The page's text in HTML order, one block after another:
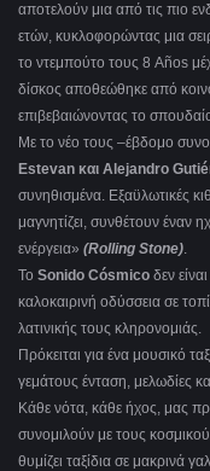
αποτελούν μια από τις πιο
ετών, κυκλοφορώντας μια
το ντεμπούτο τους 8 Años
δίσκος αποθεώθηκε από
επιβεβαιώνοντας το
Με το νέο τους –έβδομο
Estevan και Alejandro
συνηθισμένα. Εξαϋλωτικές
μαγνητίζει, συνθέτουν έναν
ενέργεια» (Rolling Stone).
Το Sonido Cósmico δεν
καλοκαιρινή οδύσσεια σε
λατινικής τους κληρονομιάς.
Πρόκειται για ένα μουσικό
γεμάτους ένταση, μελωδίες
Κάθε νότα, κάθε ήχος, μας
συνομιλούν με τους
θυμίζει ταξίδια σε μακρινά